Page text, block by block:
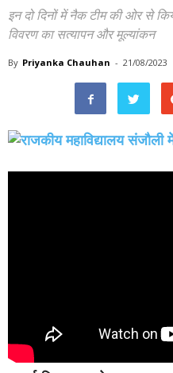
इन दो दिनों में नैक टीम की ओर से
विवरण का सत्यापन और मूल्यांकन
By Priyanka Chauhan - 21/08/2023